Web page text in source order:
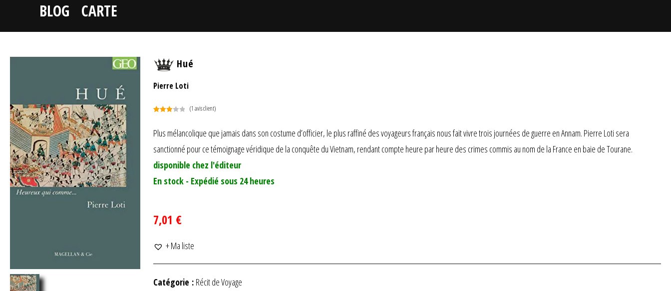
BLOG CARTE
Hué
Pierre Loti
sur 5
basé
notation
(1 avis client)
Plus mélancolique que jamais dans son costume d’officier, le plus raffiné des voyageurs français nous fait vivre trois journées de guerre en Annam. Pierre Loti sera
sanctionné pour ce témoignage véridique de la conquête du Vietnam, rendant compte heure par heure des crimes commis au nom de la France en baie de Tourane.
disponible chez l'éditeur
En stock - Expédié sous 24 heures
7,01 €
+ Ma liste
Catégorie : Récit de Voyage